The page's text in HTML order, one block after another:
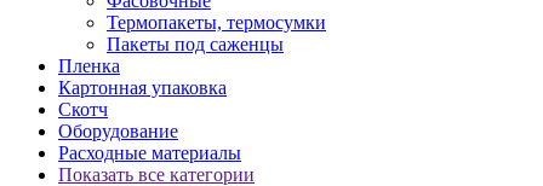
Термопакеты, термосумки
Пакеты под саженцы
Пленка
Картонная упаковка
Скотч
Оборудование
Расходные материалы
Показать все категории